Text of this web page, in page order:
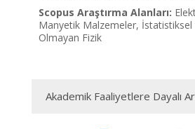
Scopus Araştırma Alanları:
Manyetik Malzemeler, İstatistiksel
Olmayan Fizik
Akademik Faaliyetlere Dayalı